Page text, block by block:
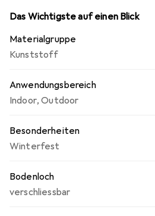
Das Wichtigste auf einen Blick
Materialgruppe
Kunststoff
Anwendungsbereich
Indoor,Outdoor
Besonderheiten
Winterfest
Bodenloch
verschliessbar